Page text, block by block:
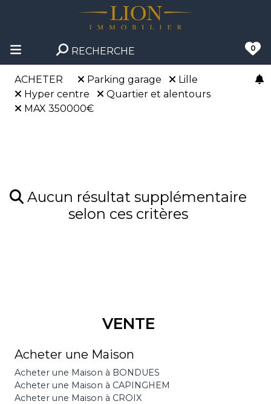
RECHERCHE 0
ACHETER Parking garage
Lille
Hyper centre
Quartier et alentours
MAX 350000€
Aucun résultat supplémentaire
selon ces critères
VENTE
Acheter une Maison
Acheter une Maison à BONDUES
Acheter une Maison à CAPINGHEM
Acheter une Maison à CROIX